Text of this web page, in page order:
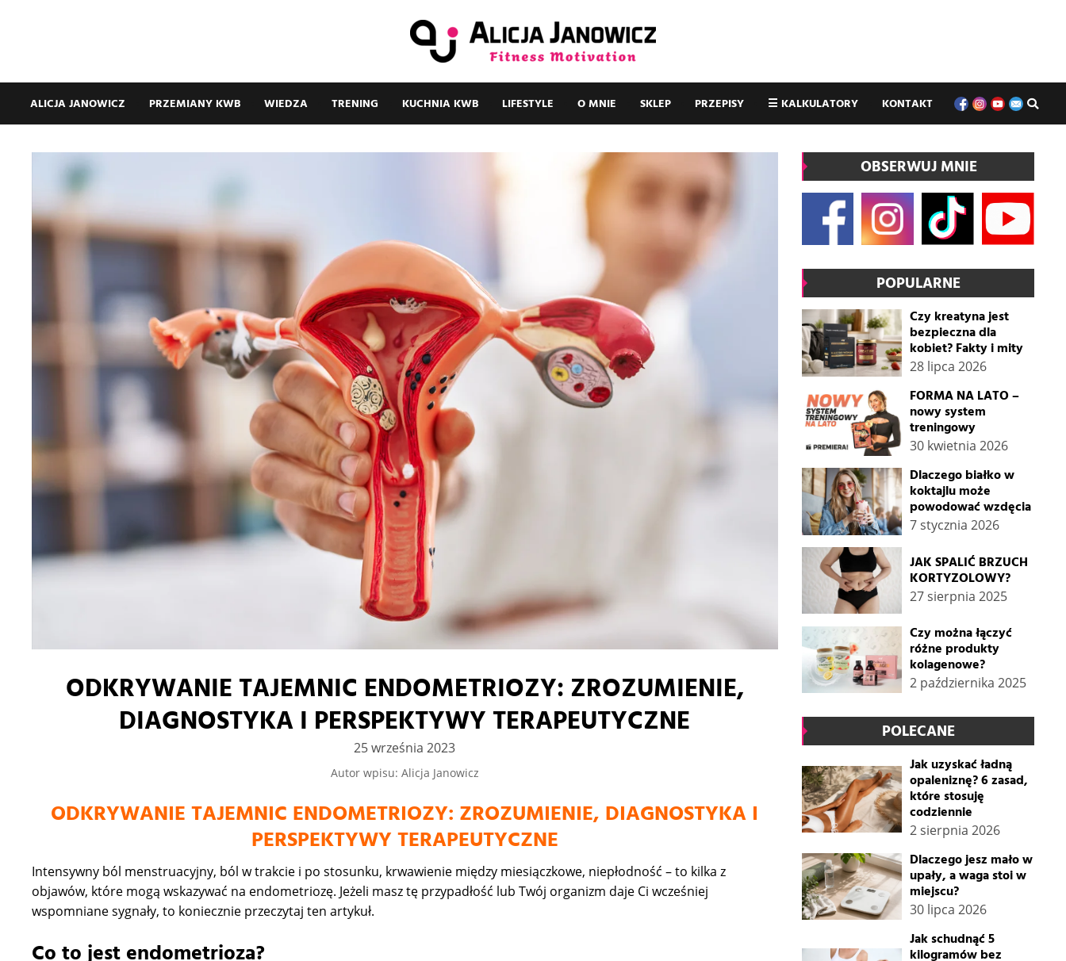
ALICJA JANOWICZ PRZEMIANY KWB WIEDZA TRENING KUCHNIA KWB LIFESTYLE O MNIE SKLEP PRZEPISY ☰ KALKULATORY KONTAKT
ODKRYWANIE TAJEMNIC ENDOMETRIOZY: ZROZUMIENIE,
DIAGNOSTYKA I PERSPEKTYWY TERAPEUTYCZNE
25 września 2023
Autor wpisu: Alicja Janowicz
ODKRYWANIE TAJEMNIC ENDOMETRIOZY: ZROZUMIENIE, DIAGNOSTYKA I
PERSPEKTYWY TERAPEUTYCZNE
Intensywny ból menstruacyjny, ból w trakcie i po stosunku, krwawienie między miesiączkowe, niepłodność – to kilka z
objawów, które mogą wskazywać na endometriozę. Jeżeli masz tę przypadłość lub Twój organizm daje Ci wcześniej
wspomniane sygnały, to koniecznie przeczytaj ten artykuł.
Co to jest endometrioza?
OBSERWUJ MNIE
POPULARNE
Czy kreatyna jest
bezpieczna dla
kobiet? Fakty i mity
28 lipca 2026
FORMA NA LATO –
nowy system
treningowy
30 kwietnia 2026
Dlaczego białko w
koktajlu może
powodować wzdęcia
7 stycznia 2026
JAK SPALIĆ BRZUCH
KORTYZOLOWY?
27 sierpnia 2025
Czy można łączyć
różne produkty
kolagenowe?
2 października 2025
POLECANE
Jak uzyskać ładną
opaleniznę? 6 zasad,
które stosuję
codziennie
2 sierpnia 2026
Dlaczego jesz mało w
upały, a waga stoi w
miejscu?
30 lipca 2026
Jak schudnąć 5
kilogramów bez